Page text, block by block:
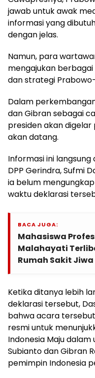
jawab untuk awak
informasi yang
dengan jelas.
Namun, para
mengajukan
dan strategi
Dalam
dan Gibran sebagai
presiden akan digelar
akan datang.
Informasi ini
DPP Gerindra, Sufmi
ia belum
waktu deklarasi
BACA JUGA:
Mahasiswa
Malahayati
Rumah Sakit
Ketika ditanya lebih
deklarasi tersebut,
bahwa acara
resmi untuk
Indonesia Maju
Subianto dan Gibran
pemimpin Indonesia